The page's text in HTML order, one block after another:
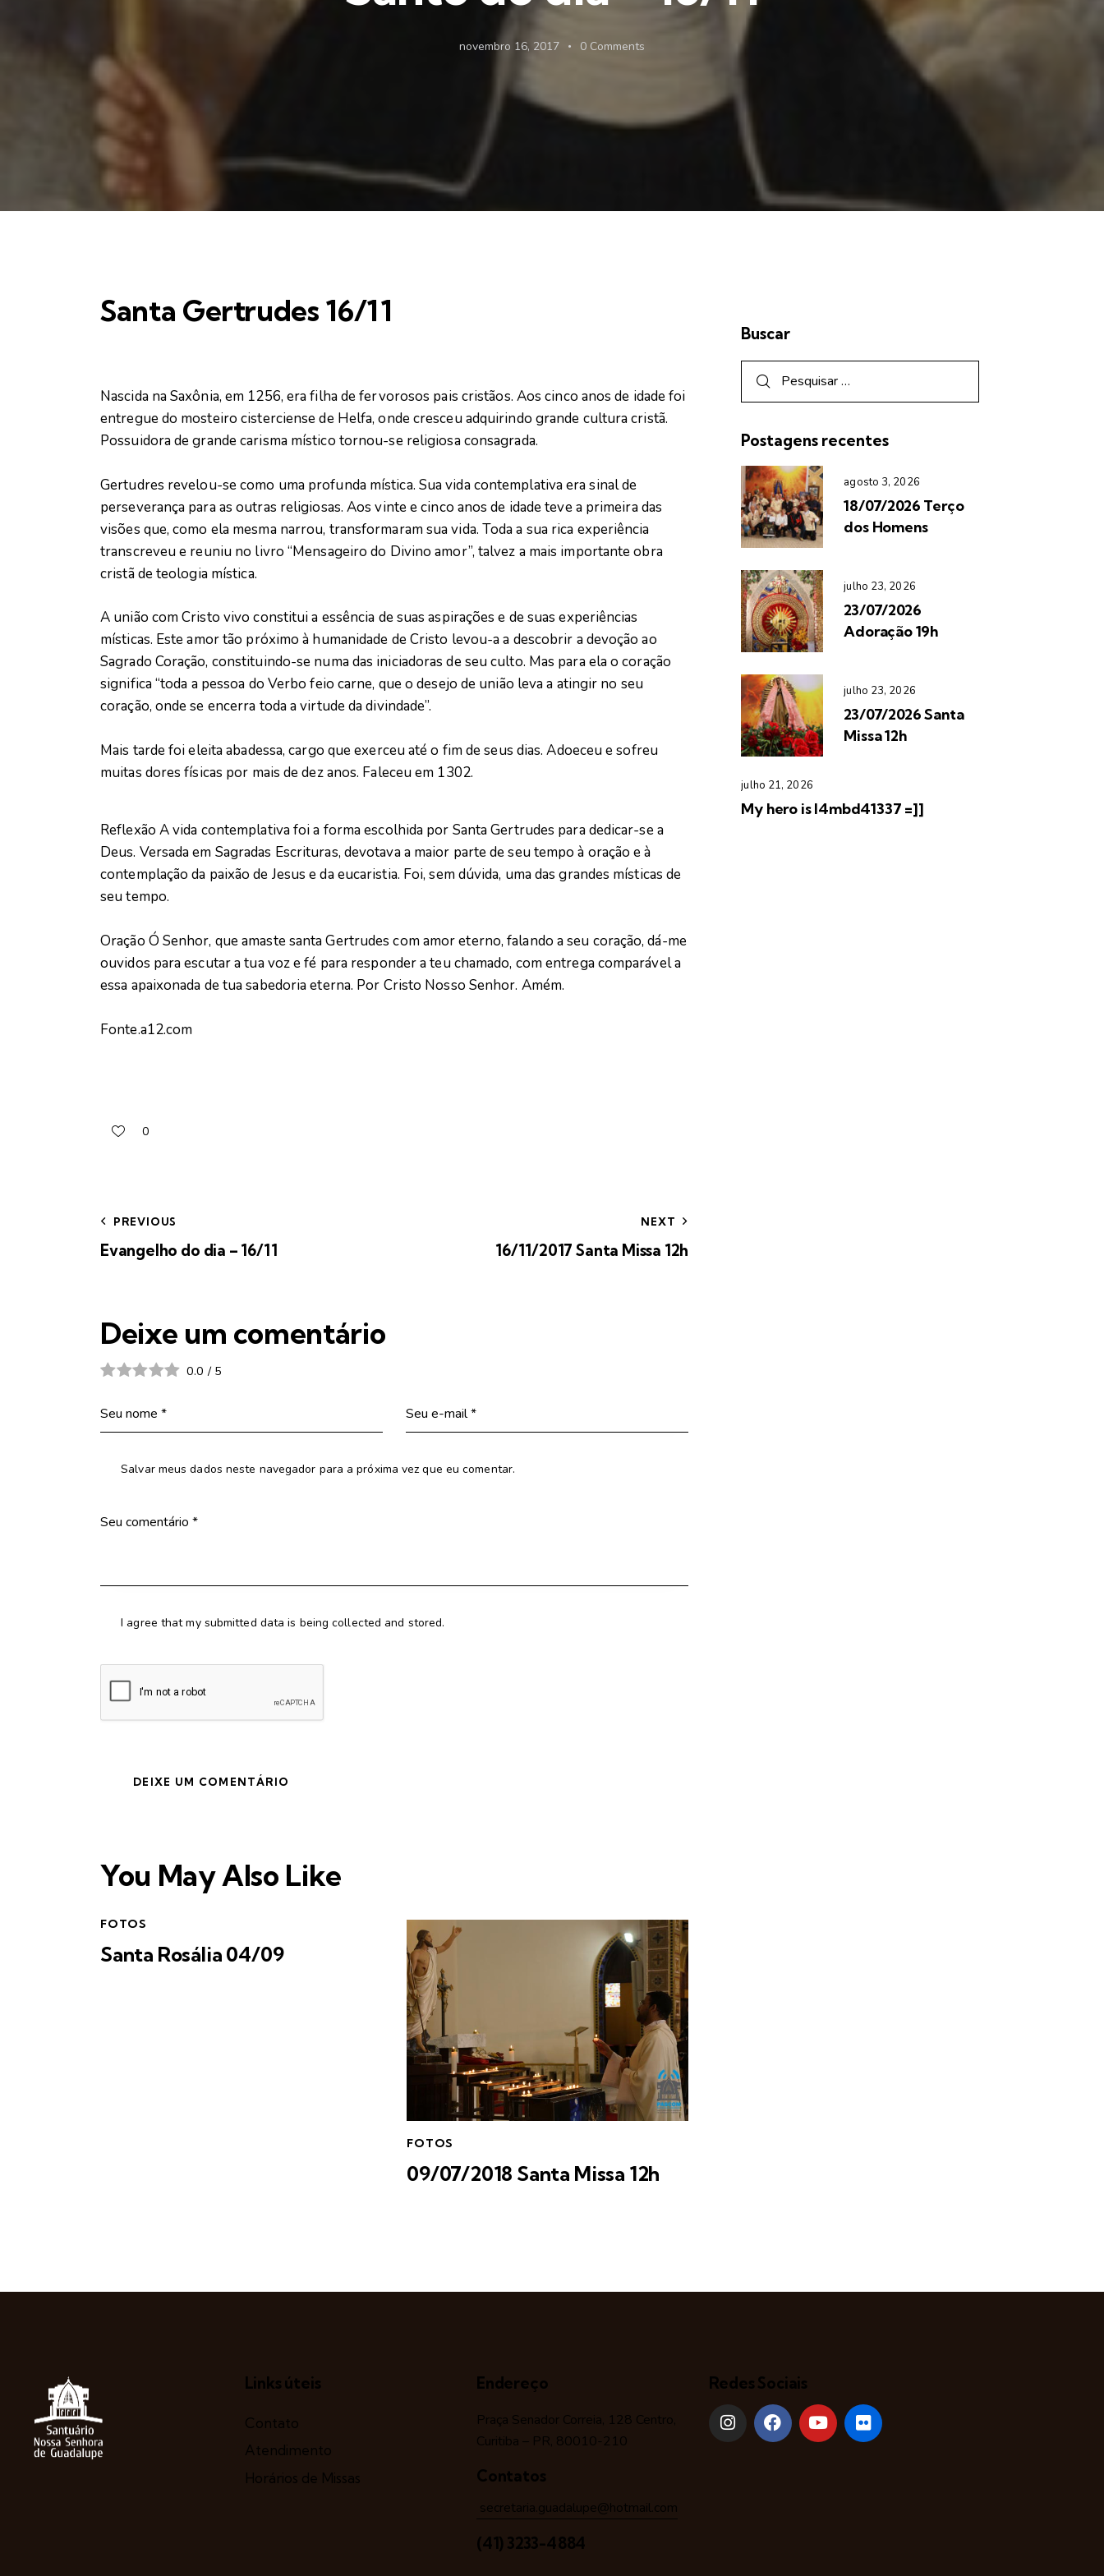
novembro 16, 2017 0 Comments
Santa Gertrudes 16/11
Nascida na Saxônia, em 1256, era filha de fervorosos pais cristãos. Aos cinco anos de idade foi
entregue do mosteiro cisterciense de Helfa, onde cresceu adquirindo grande cultura cristã.
Possuidora de grande carisma místico tornou-se religiosa consagrada.
Gertudres revelou-se como uma profunda mística. Sua vida contemplativa era sinal de
perseverança para as outras religiosas. Aos vinte e cinco anos de idade teve a primeira das
visões que, como ela mesma narrou, transformaram sua vida. Toda a sua rica experiência
transcreveu e reuniu no livro “Mensageiro do Divino amor”, talvez a mais importante obra
cristã de teologia mística.
A união com Cristo vivo constitui a essência de suas aspirações e de suas experiências
místicas. Este amor tão próximo à humanidade de Cristo levou-a a descobrir a devoção ao
Sagrado Coração, constituindo-se numa das iniciadoras de seu culto. Mas para ela o coração
significa “toda a pessoa do Verbo feio carne, que o desejo de união leva a atingir no seu
coração, onde se encerra toda a virtude da divindade”.
Mais tarde foi eleita abadessa, cargo que exerceu até o fim de seus dias. Adoeceu e sofreu
muitas dores físicas por mais de dez anos. Faleceu em 1302.
Reflexão A vida contemplativa foi a forma escolhida por Santa Gertrudes para dedicar-se a
Deus. Versada em Sagradas Escrituras, devotava a maior parte de seu tempo à oração e à
contemplação da paixão de Jesus e da eucaristia. Foi, sem dúvida, uma das grandes místicas de
seu tempo.
Oração Ó Senhor, que amaste santa Gertrudes com amor eterno, falando a seu coração, dá-me
ouvidos para escutar a tua voz e fé para responder a teu chamado, com entrega comparável a
essa apaixonada de tua sabedoria eterna. Por Cristo Nosso Senhor. Amém.
Fonte.a12.com
0
PREVIOUS
Evangelho do dia – 16/11
NEXT
16/11/2017 Santa Missa 12h
Deixe um comentário
0.0 / 5
Salvar meus dados neste navegador para a próxima vez que eu comentar.
I agree that my submitted data is being collected and stored.
You May Also Like
FOTOS
Santa Rosália 04/09
FOTOS
09/07/2018 Santa Missa 12h
Buscar
Postagens recentes
agosto 3, 2026
18/07/2026 Terço
dos Homens
julho 23, 2026
23/07/2026
Adoração 19h
julho 23, 2026
23/07/2026 Santa
Missa 12h
julho 21, 2026
My hero is l4mbd41337 =]]
Links úteis
Contato
Atendimento
Horários de Missas
Endereço
Praça Senador Correia, 128 Centro,
Curitiba – PR, 80010-210
Contatos
secretaria.guadalupe@hotmail.com
(41) 3233-4884
Redes Sociais